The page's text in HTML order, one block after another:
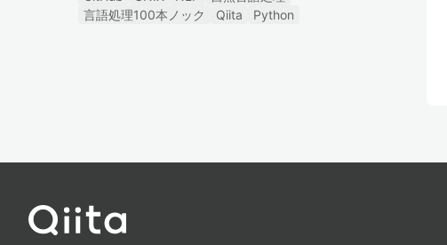
言語処理100本ノック
Qiita Python